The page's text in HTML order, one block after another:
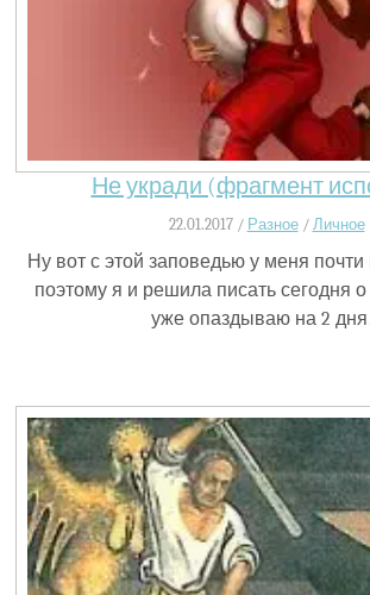
Не укради (фрагмент
22.01.2017 / Разное/ Личное
Ну вот с этой заповедью у меня почти
поэтому я и решила писать сегодня о
уже опаздываю на 2